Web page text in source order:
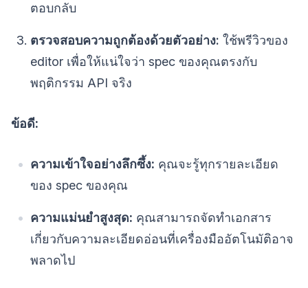
ตอบกลับ
ตรวจสอบความถูกต้องด้วยตัวอย่าง: ใช้พรีวิวของ
editor เพื่อให้แน่ใจว่า spec ของคุณตรงกับ
พฤติกรรม API จริง
ข้อดี:
ความเข้าใจอย่างลึกซึ้ง: คุณจะรู้ทุกรายละเอียด
ของ spec ของคุณ
ความแม่นยำสูงสุด: คุณสามารถจัดทำเอกสาร
เกี่ยวกับความละเอียดอ่อนที่เครื่องมืออัตโนมัติอาจ
พลาดไป